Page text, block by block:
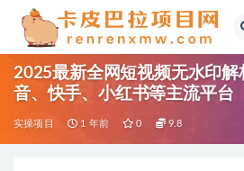
2025最新全网短视频无水印解
音、快手、小红书等主流平台
实操项目 1 年前 0 9.8
全部